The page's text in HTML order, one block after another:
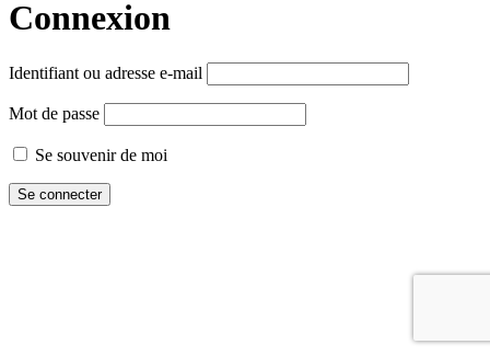
Connexion
Identifiant ou adresse e-mail
Mot de passe
Se souvenir de moi